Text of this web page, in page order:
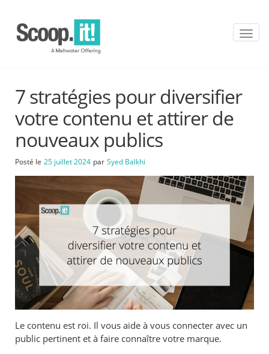
T
t
i
n
7 stratégies pour diversifier
votre contenu et attirer de
nouveaux publics
Posté le 25 juillet 2024 par Syed Balkhi
Le contenu est roi. Il vous aide à vous connecter avec un
public pertinent et à faire connaître votre marque.